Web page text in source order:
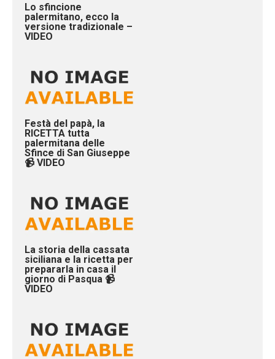
Lo sfincione
palermitano, ecco la
versione tradizionale –
VIDEO
Festà del papà, la
RICETTA tutta
palermitana delle
Sfince di San Giuseppe
📹 VIDEO
La storia della cassata
siciliana e la ricetta per
prepararla in casa il
giorno di Pasqua 📹
VIDEO